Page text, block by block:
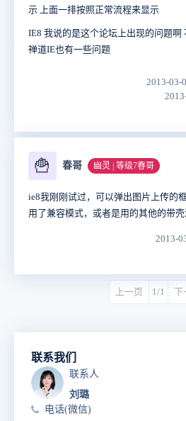
示 上面一排按照正常流程来显示
IE8 我说的是这个论坛上出现的问题啊
禅道IE也有一些问题
2013-03-
🍟 春哥 幽灵 | 等级7春哥
ie8我刚刚试过，可以弹出图片上传的
用了兼容模式，或者是用的其他的带壳
2013-
上一页 1/1 下
联系我们
联系人
刘璐
电话(微信)